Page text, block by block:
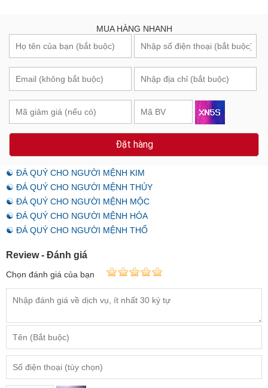
MUA HÀNG NHANH
Đặt hàng
☯ ĐÁ QUÝ CHO NGƯỜI MỆNH KIM
☯ ĐÁ QUÝ CHO NGƯỜI MỆNH THỦY
☯ ĐÁ QUÝ CHO NGƯỜI MỆNH MỘC
☯ ĐÁ QUÝ CHO NGƯỜI MỆNH HỎA
☯ ĐÁ QUÝ CHO NGƯỜI MỆNH THỔ
Review - Đánh giá
Chọn đánh giá của bạn